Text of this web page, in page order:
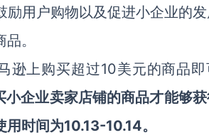
用户购物以及促进小企业的发
。
逊上购买超过10美元的商品
企业卖家店铺的商品才能够
时间为10.13-10.14。